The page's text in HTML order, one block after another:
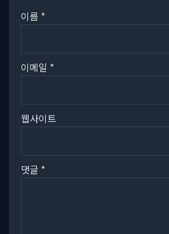
이름 *
이메일 *
웹사이트
댓글 *